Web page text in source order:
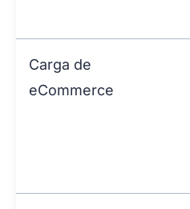
Carga de
eCommerce